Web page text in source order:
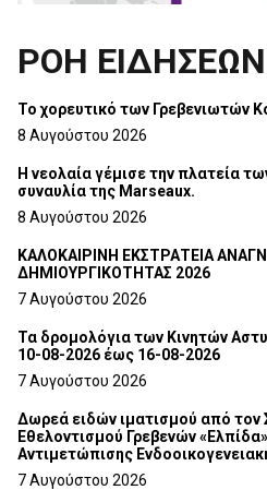
ΡΟΗ ΕΙΔΗΣΕΩΝ
Το χορευτικό των Γρεβενιωτών
8 Αυγούστου 2026
Η νεολαία γέμισε την πλατεία
συναυλία της Marseaux.
8 Αυγούστου 2026
ΚΑΛΟΚΑΙΡΙΝΗ ΕΚΣΤΡΑΤΕΙΑ
ΔΗΜΙΟΥΡΓΙΚΟΤΗΤΑΣ 2026
7 Αυγούστου 2026
Τα δρομολόγια των Κινητών
10-08-2026 έως 16-08-2026
7 Αυγούστου 2026
Δωρεά ειδών ιματισμού από τον
Εθελοντισμού Γρεβενών
Αντιμετώπισης
Τμήματος Γρεβενών
7 Αυγούστου 2026